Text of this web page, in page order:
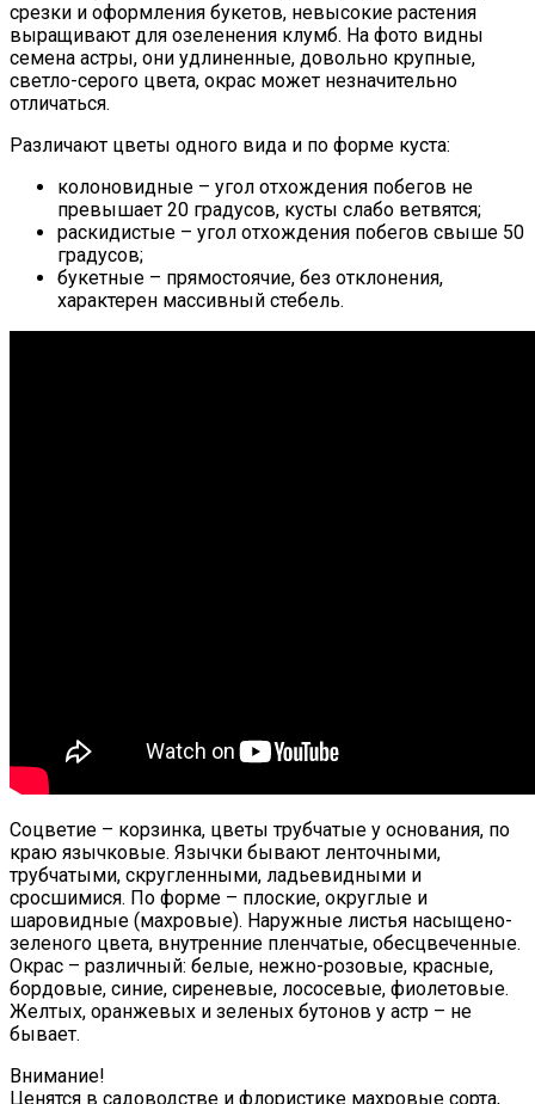
срезки и оформления букетов, невысокие растения
выращивают для озеленения клумб. На фото видны
семена астры, они удлиненные, довольно крупные,
светло-серого цвета, окрас может незначительно
отличаться.
Различают цветы одного вида и по форме куста:
колоновидные – угол отхождения побегов не
превышает 20 градусов, кусты слабо ветвятся;
раскидистые – угол отхождения побегов свыше 50
градусов;
букетные – прямостоячие, без отклонения,
характерен массивный стебель.
Соцветие – корзинка, цветы трубчатые у основания, по
краю язычковые. Язычки бывают ленточными,
трубчатыми, скругленными, ладьевидными и
сросшимися. По форме – плоские, округлые и
шаровидные (махровые). Наружные листья насыщено-
зеленого цвета, внутренние пленчатые, обесцвеченные.
Окрас – различный: белые, нежно-розовые, красные,
бордовые, синие, сиреневые, лососевые, фиолетовые.
Желтых, оранжевых и зеленых бутонов у астр – не
бывает.
Внимание!
Ценятся в садоводстве и флористике махровые сорта,